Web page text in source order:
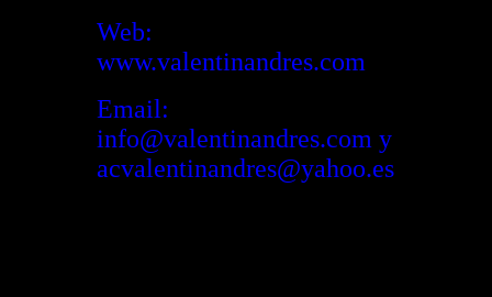
Web:
www.valentinandres.com
Email:
info@valentinandres.com y
acvalentinandres@yahoo.es